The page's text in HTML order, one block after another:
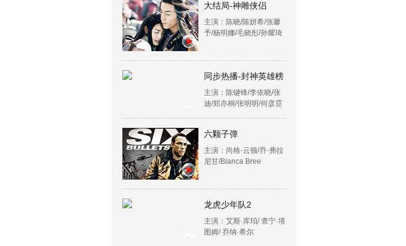
大结局-神雕侠侣
主演：陈晓/陈妍希/张馨
予/杨明娜/毛晓彤/孙耀琦
同步热播-封神英雄榜
主演：陈键锋/李依晓/张
迪/郑亦桐/张明明/何彦霓
六颗子弹
主演：尚格·云顿/乔·弗拉
尼甘/Bianca Bree
龙虎少年队2
主演：艾斯·库珀/ 查宁·塔
图姆/ 乔纳·希尔